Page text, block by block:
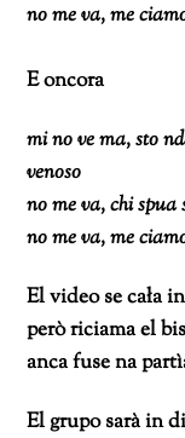
no me va, me
E oncora
mi no ve ma, sto
venoso
no me va, chi spua
no me va, me
El video se cała
però riciama el
anca fuse na
El grupo sarà in